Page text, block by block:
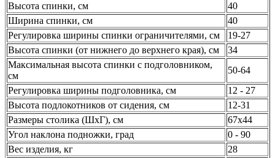
Высота спинки, см
40
Ширина спинки, см
40
Регулировка ширины спинки ограничителями, см
19-27
Высота спинки (от нижнего до верхнего края), см
34
Максимальная высота спинки с подголовником,
см
50-64
Регулировка ширины подголовника, см
12 - 27
Высота подлокотников от сидения, см
12-31
Размеры столика (ШхГ), см
67х44
Угол наклона подножки, град
0 - 90
Вес изделия, кг
28